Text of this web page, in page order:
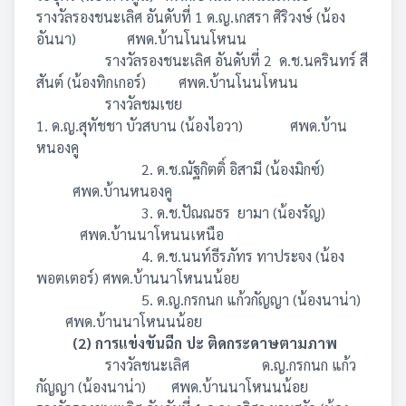
รางวัลรองชนะเลิศ อันดับที่ 1 ด.ญ.เกสรา ศิริวงษ์ (น้อง
อันนา)
ศพด.บ้านโนนโหนน
รางวัลรองชนะเลิศ อันดับที่ 2 ด.ช.นครินทร์ สี
สันต์ (น้องทิกเกอร์)
ศพด.บ้านโนนโหนน
รางวัลชมเชย
1. ด.ญ.สุทัชชา บัวสบาน (น้องไอวา)
ศพด.บ้าน
หนองคู
2. ด.ช.ณัฐกิตติ์ อิสามี (น้องมิกซ์)
ศพด.บ้านหนองคู
3. ด.ช.ปัณณธร ยามา (น้องรัญ)
ศพด.บ้านนาโหนนเหนือ
4. ด.ช.นนท์ธีรภัทร ทาประจง (น้อง
พอตเตอร์) ศพด.บ้านนาโหนนน้อย
5. ด.ญ.กรกนก แก้วกัญญา (น้องนาน่า)
ศพด.บ้านนาโหนนน้อย
(2) การแข่งขันฉีก ปะ ติดกระดาษตามภาพ
รางวัลชนะเลิศ
ด.ญ.กรกนก แก้ว
กัญญา (น้องนาน่า)
ศพด.บ้านนาโหนนน้อย